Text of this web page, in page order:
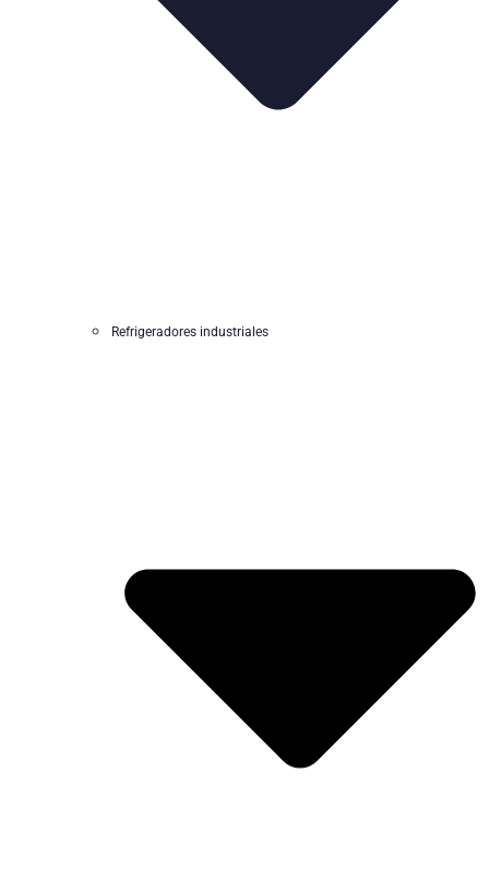
Refrigeradores industriales